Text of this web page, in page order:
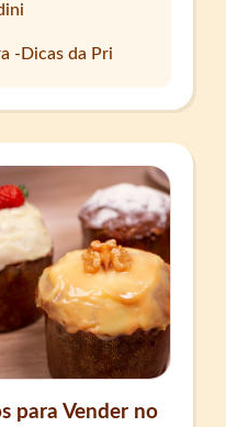
-Dicas da Pri
para Vender no